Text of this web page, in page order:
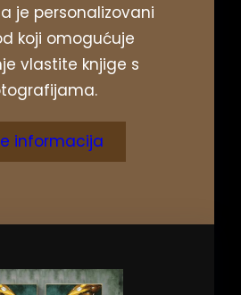
je personalizovani
koji omogućuje
vlastite knjige s
informacija